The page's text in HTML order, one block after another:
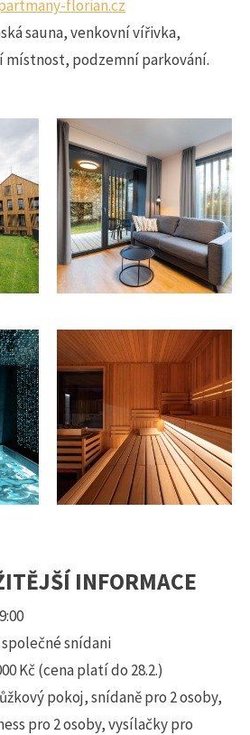
florian.cz
sauna, venkovní vířivka,
místnost, podzemní parkování.
INFORMACE
společné snídani
Kč (cena platí do 28.2.)
pokoj, snídaně pro 2 osoby,
pro 2 osoby, vysílačky pro